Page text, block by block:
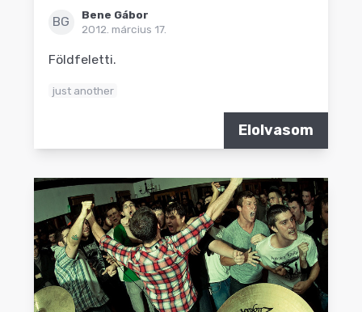
BG
Bene Gábor
2012. március 17.
Földfeletti.
just another
Elolvasom